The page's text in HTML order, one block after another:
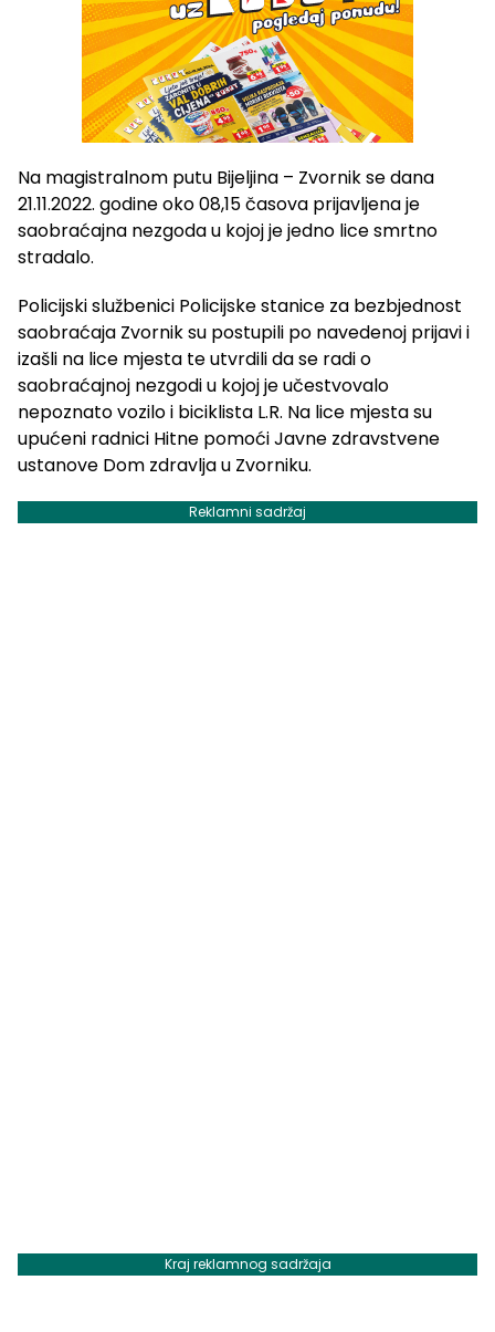
Na magistralnom putu Bijeljina – Zvornik se dana
21.11.2022. godine oko 08,15 časova prijavljena je
saobraćajna nezgoda u kojoj je jedno lice smrtno
stradalo.
Policijski službenici Policijske stanice za bezbjednost
saobraćaja Zvornik su postupili po navedenoj prijavi i
izašli na lice mjesta te utvrdili da se radi o
saobraćajnoj nezgodi u kojoj je učestvovalo
nepoznato vozilo i biciklista L.R. Na lice mjesta su
upućeni radnici Hitne pomoći Javne zdravstvene
ustanove Dom zdravlja u Zvorniku.
Reklamni sadržaj
Kraj reklamnog sadržaja